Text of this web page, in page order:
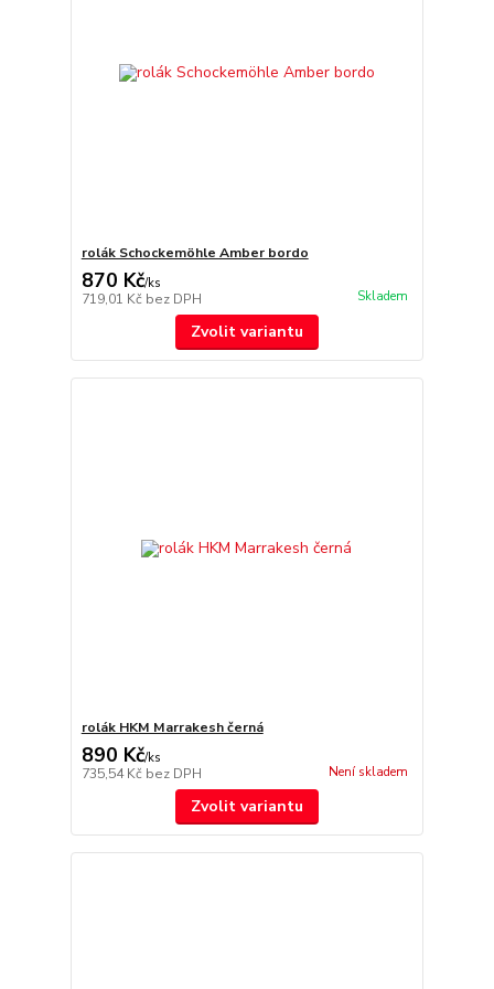
rolák Schockemöhle Amber bordo
870 Kč/ks
719,01 Kč bez DPH Skladem
Zvolit variantu
rolák HKM Marrakesh černá
890 Kč/ks
735,54 Kč bez DPH Není skladem
Zvolit variantu